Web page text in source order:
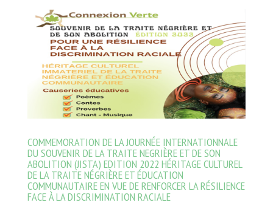
COMMEMORATION DE LA JOURNÉE INTERNATIONNALE
DU SOUVENIR DE LA TRAITE NEGRIÈRE ET DE SON
ABOLITION (JISTA) EDITION 2022 HÉRITAGE CULTUREL
DE LA TRAITE NÉGRIÈRE ET ÉDUCATION
COMMUNAUTAIRE EN VUE DE RENFORCER LA RÉSILIENCE
FACE À LA DISCRIMINATION RACIALE